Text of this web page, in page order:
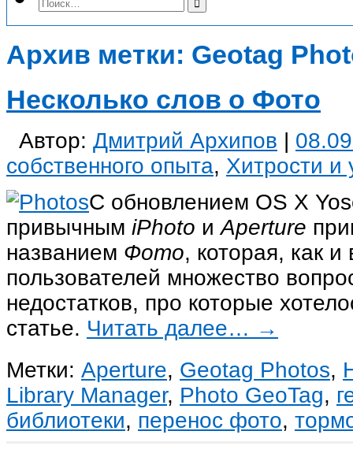
Архив метки: Geotag
Несколько слов о Фото
Автор: Дмитрий Архипов |
собственного опыта, Хитрости и
С обновлением OS X
привычным iPhoto иAperture
названием Фото, которая, как
пользователей множество
недостатков, про которые
статье. Читать далее… →
Метки: Aperture, Geotag Photos,
Library Manager, Photo GeoTag,
библиотеки, перенос фото,